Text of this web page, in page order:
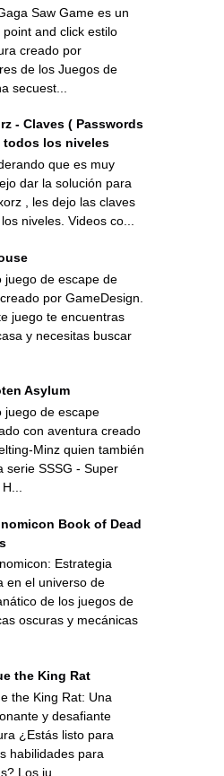
Saw Game es un
point and click estilo
creado por
de los Juegos de
secuest...
- Claves ( Passwords
todos los niveles
que es muy
dar la solución para
, les dejo las claves
niveles. Videos co...
juego de escape de
por GameDesign.
juego te encuentras
y necesitas buscar
Asylum
juego de escape
con aventura creado
Minz quien también
serie SSSG - Super
Book of Dead
Estrategia
en el universo de
de los juegos de
oscuras y mecánicas
the King Rat
the King Rat: Una
y desafiante
¿Estás listo para
habilidades para
Los ju...